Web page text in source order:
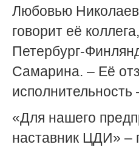
Любовью
говорит её
Петербург-
Самарина. – Её
«Для нашего
наставник ЦДИ» –